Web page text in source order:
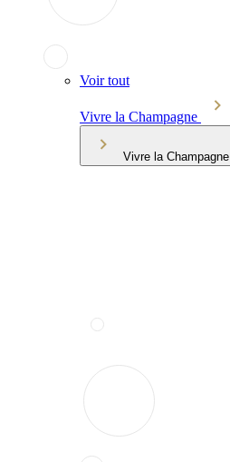
Voir tout
Vivre la Champagne
Vivre la Champagne